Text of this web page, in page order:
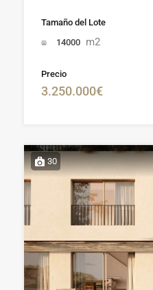
Tamaño del Lote
14000 m2
Precio
3.250.000€
30